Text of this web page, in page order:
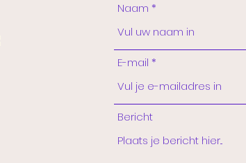
Naam
E-mail
Bericht